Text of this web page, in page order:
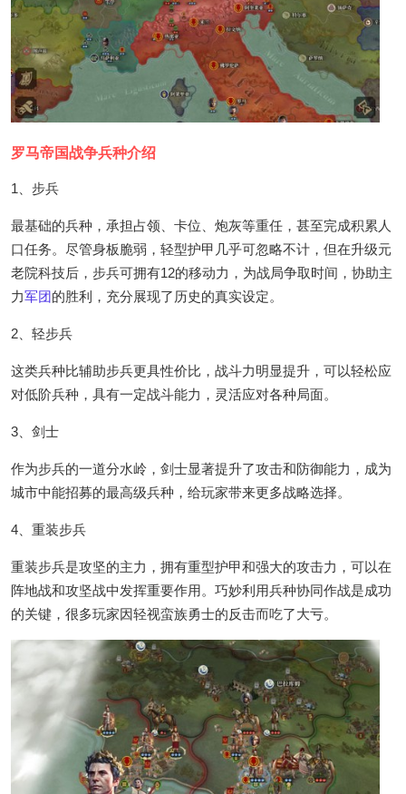
罗马帝国战争兵种介绍
1、步兵
最基础的兵种，承担占领、卡位、炮灰等重任，甚至完成积累人
口任务。尽管身板脆弱，轻型护甲几乎可忽略不计，但在升级元
老院科技后，步兵可拥有12的移动力，为战局争取时间，协助主
力军团的胜利，充分展现了历史的真实设定。
2、轻步兵
这类兵种比辅助步兵更具性价比，战斗力明显提升，可以轻松应
对低阶兵种，具有一定战斗能力，灵活应对各种局面。
3、剑士
作为步兵的一道分水岭，剑士显著提升了攻击和防御能力，成为
城市中能招募的最高级兵种，给玩家带来更多战略选择。
4、重装步兵
重装步兵是攻坚的主力，拥有重型护甲和强大的攻击力，可以在
阵地战和攻坚战中发挥重要作用。巧妙利用兵种协同作战是成功
的关键，很多玩家因轻视蛮族勇士的反击而吃了大亏。